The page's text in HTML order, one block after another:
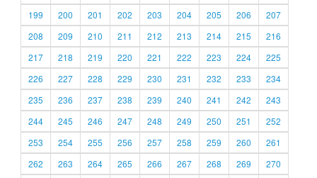
199
200 201 202 203 204 205 206
207
208
209 210 211 212 213 214 215
216
217
218 219 220 221 222 223 224
225
226
227 228 229 230 231 232 233
234
235
236 237 238 239 240 241 242
243
244
245 246 247 248 249 250 251
252
253
254 255 256 257 258 259 260
261
262
263 264 265 266 267 268 269
270